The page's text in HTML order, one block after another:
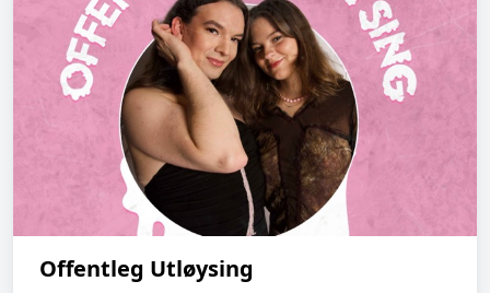
Offentleg Utløysing